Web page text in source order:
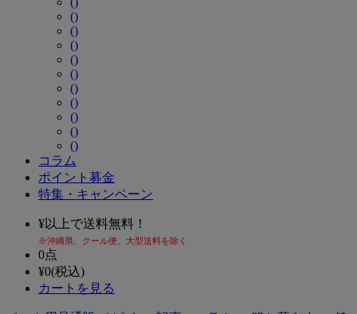
()
()
()
()
()
()
()
()
()
()
コラム
ポイント募金
特集・キャンペーン
¥以上で送料無料！
※沖縄県、クール便、大型送料を除く
0点
¥0(税込)
カートを見る